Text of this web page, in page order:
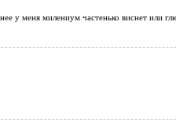
у меня милениум частенько виснет или